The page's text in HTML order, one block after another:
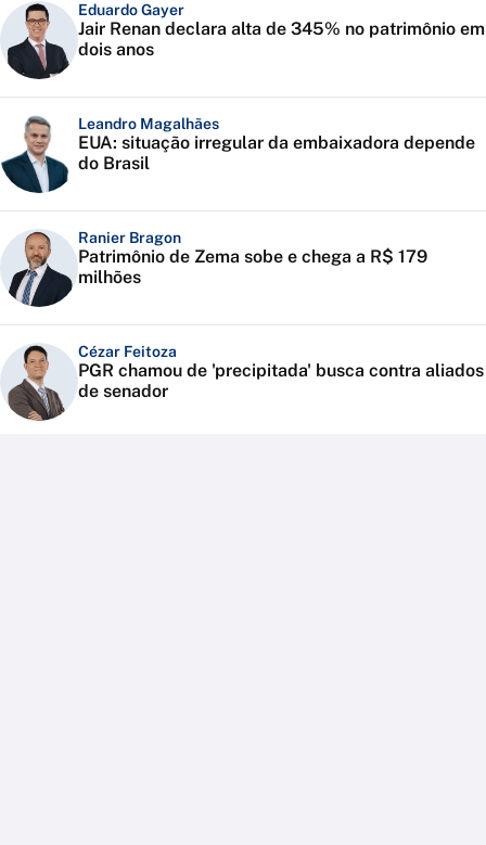
Eduardo Gayer
Jair Renan declara alta de 345% no patrimônio em
dois anos
Leandro Magalhães
EUA: situação irregular da embaixadora depende
do Brasil
Ranier Bragon
Patrimônio de Zema sobe e chega a R$ 179
milhões
Cézar Feitoza
PGR chamou de 'precipitada' busca contra aliados
de senador